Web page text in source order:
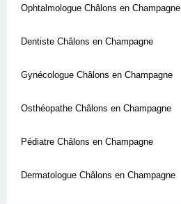
Ophtalmologue Châlons en Champagne
Dentiste Châlons en Champagne
Gynécologue Châlons en Champagne
Osthéopathe Châlons en Champagne
Pédiatre Châlons en Champagne
Dermatologue Châlons en Champagne